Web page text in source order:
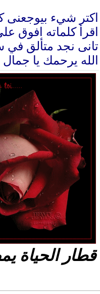
اكتر شيء بيوجعنى
اقرأ كلماته
تانى نجد متألق في
الله يرحمك يا جمال
قطار الحياة